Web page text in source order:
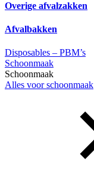
Overige afvalzakken
Afvalbakken
Disposables – PBM’s
Schoonmaak
Schoonmaak
Alles voor schoonmaak